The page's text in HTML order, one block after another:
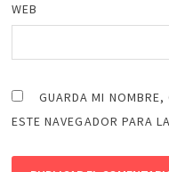
WEB
GUARDA MI NOMBRE,
ESTE NAVEGADOR PARA